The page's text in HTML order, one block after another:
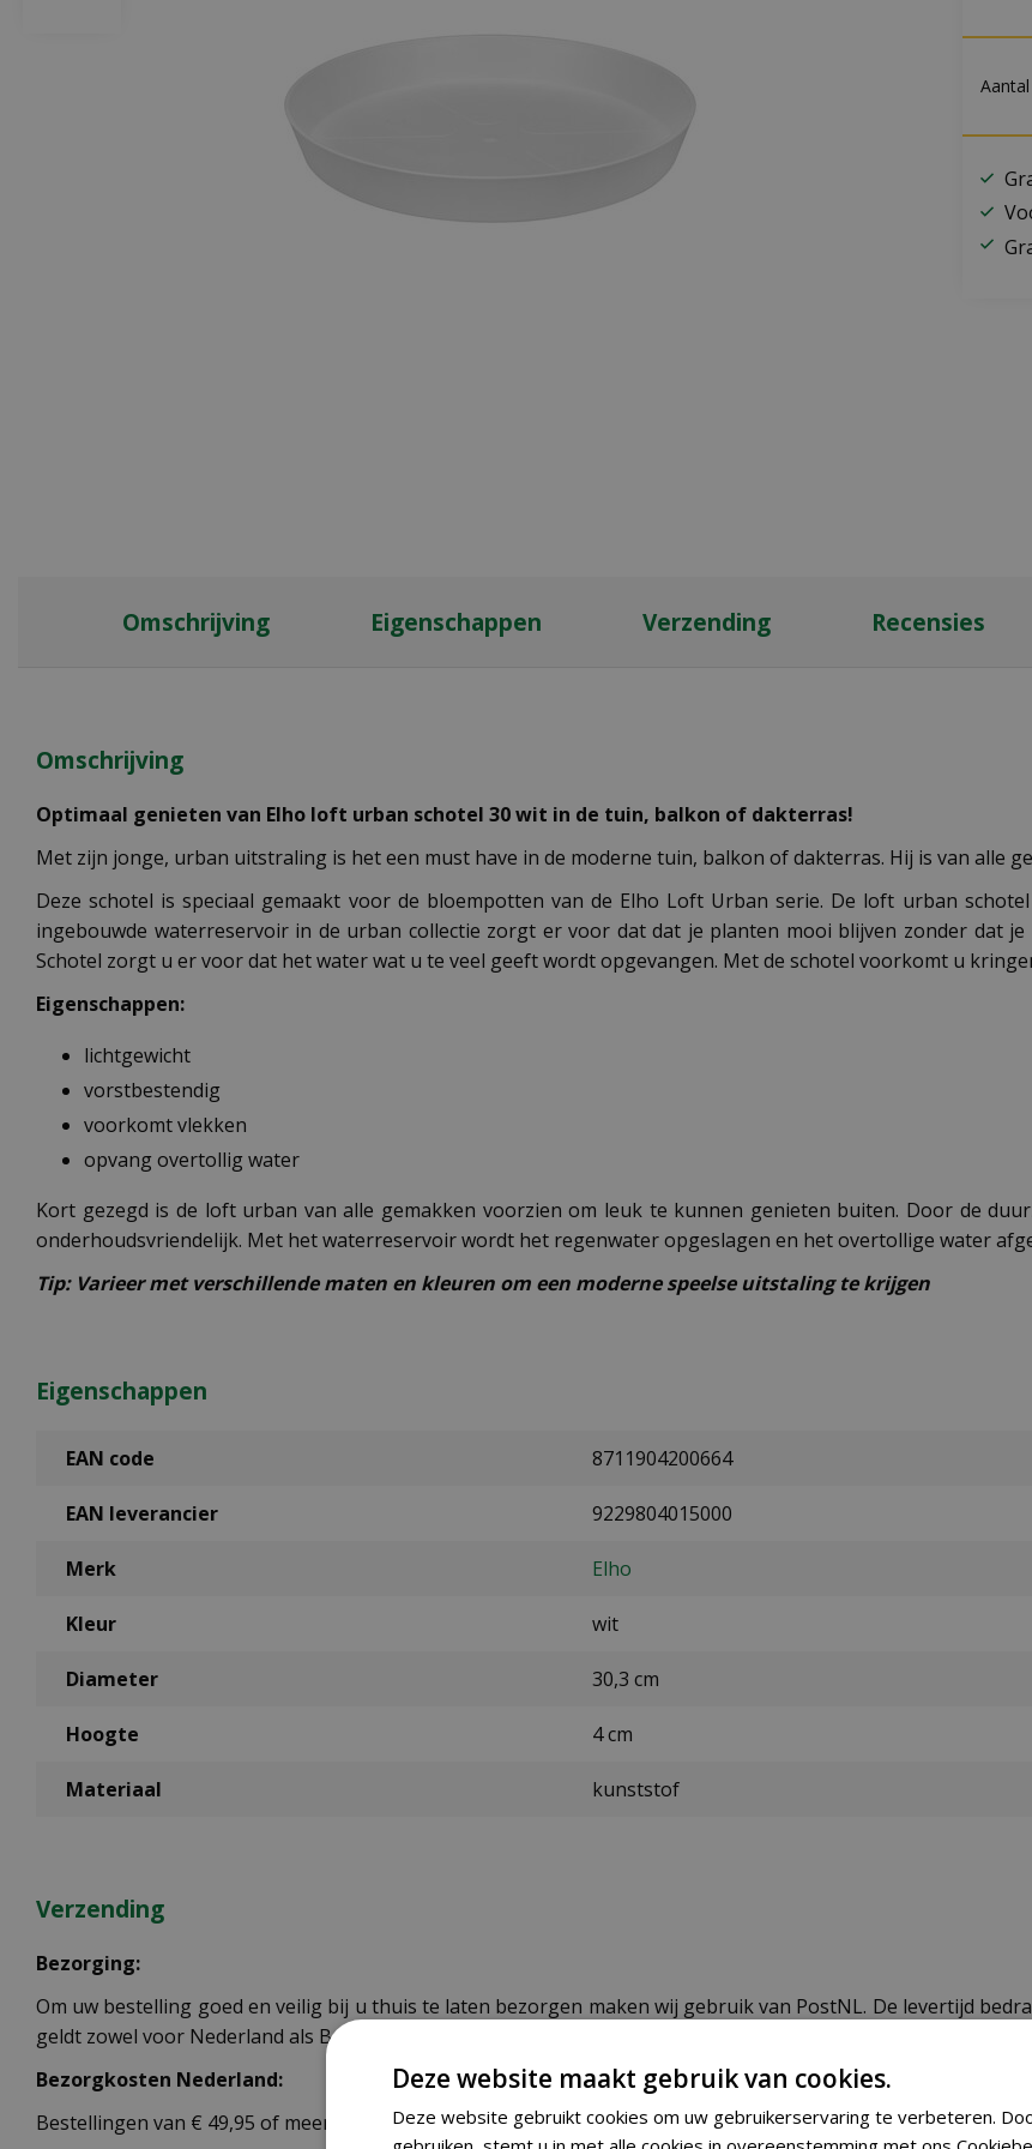
Aantal
Omschrijving Eigenschappen Verzending Recensies
Omschrijving
Optimaal genieten van Elho loft urban schotel 30 wit in de tuin, balkon of dakterras!
Met zijn jonge, urban uitstraling is het een must have in de moderne tuin, balkon of dakterras. Hij is van alle
Deze schotel is speciaal gemaakt voor de bloempotten van de Elho Loft Urban serie. De loft urban
ingebouwde waterreservoir in de urban collectie zorgt er voor dat dat je planten mooi blijven zonder dat
Schotel zorgt u er voor dat het water wat u te veel geeft wordt opgevangen. Met de schotel voorkomt u
Eigenschappen:
lichtgewicht
vorstbestendig
voorkomt vlekken
opvang overtollig water
Kort gezegd is de loft urban van alle gemakken voorzien om leuk te kunnen genieten buiten. Door de
onderhoudsvriendelijk. Met het waterreservoir wordt het regenwater opgeslagen en het overtollige water
Tip: Varieer met verschillende maten en kleuren om een moderne speelse uitstaling te krijgen
Eigenschappen
EAN code 8711904200664
EAN leverancier 9229804015000
Merk Elho
Kleur wit
Diameter 30,3 cm
Hoogte 4 cm
Materiaal kunststof
Verzending
Bezorging:
Om uw bestelling goed en veilig bij u thuis te laten bezorgen maken wij gebruik van PostNL. De levertijd
geldt zowel voor Nederland als België.
Bezorgkosten Nederland:
Bestellingen van € 49,95 of meer verzenden wij gratis.
Deze website maakt gebruik van cookies.
Deze website gebruikt cookies om uw gebruikerservaring te verbeteren.